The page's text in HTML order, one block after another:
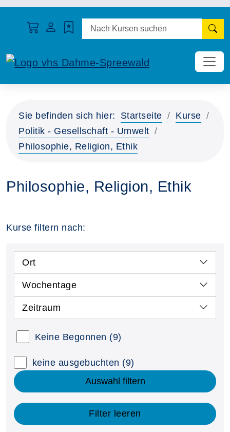
Sie befinden sich hier: Startseite
Kurse
Politik - Gesellschaft - Umwelt
Philosophie, Religion, Ethik
Philosophie, Religion, Ethik
Kurse filtern nach:
Ort
Wochentage
Zeitraum
Keine Begonnen (9)
keine ausgebuchten (9)
Auswahl filtern
Filter leeren